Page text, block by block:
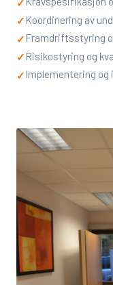
✓ Koordinering av
✓ Framdriftsstyring
✓ Risikostyring og
✓ Implementering